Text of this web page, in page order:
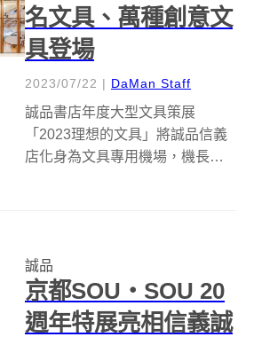
名文具、萬種創意文
具登場
2023/07/22 | DaMan Staff
誠品書店年度大型文具策展
「2023理想的文具」將誠品信義
店化身為文具專用機場，機長由
品；此外，集結台灣、日本6大知
名文具品牌...
誠品
京都SOU・SOU 20
週年特展亮相信義誠